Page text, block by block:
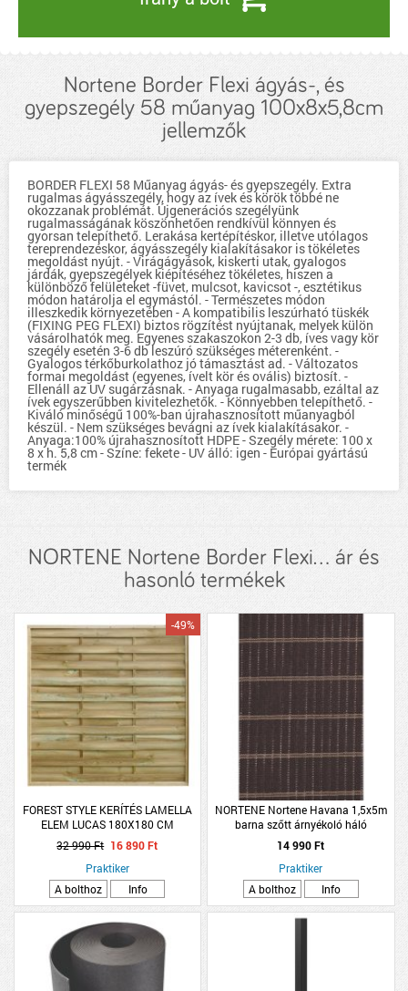
Nortene Border Flexi ágyás-, és
gyepszegély 58 műanyag 100x8x5,8cm
jellemzők
BORDER FLEXI 58 Műanyag ágyás- és gyepszegély. Extra
rugalmas ágyásszegély, hogy az ívek és körök többé ne
okozzanak problémát. Újgenerációs szegélyünk
rugalmasságának köszönhetően rendkívül könnyen és
gyorsan telepíthető. Lerakása kertépítéskor, illetve utólagos
tereprendezéskor, ágyásszegély kialakításakor is tökéletes
megoldást nyújt. - Virágágyások, kiskerti utak, gyalogos
járdák, gyepszegélyek kiépítéséhez tökéletes, hiszen a
különböző felületeket -füvet, mulcsot, kavicsot -, esztétikus
módon határolja el egymástól. - Természetes módon
illeszkedik környezetében - A kompatibilis leszúrható tüskék
(FIXING PEG FLEXI) biztos rögzítést nyújtanak, melyek külön
vásárolhatók meg. Egyenes szakaszokon 2-3 db, íves vagy kör
szegély esetén 3-6 db leszúró szükséges méterenként. -
Gyalogos térkőburkolathoz jó támasztást ad. - Változatos
formai megoldást (egyenes, ívelt kör és ovális) biztosít. -
Ellenáll az UV sugárzásnak. - Anyaga rugalmasabb, ezáltal az
ívek egyszerűbben kivitelezhetők. - Könnyebben telepíthető. -
Kiváló minőségű 100%-ban újrahasznosított műanyagból
készül. - Nem szükséges bevágni az ívek kialakításakor. -
Anyaga:100% újrahasznosított HDPE - Szegély mérete: 100 x
8 x h. 5,8 cm - Színe: fekete - UV álló: igen - Európai gyártású
termék
NORTENE Nortene Border Flexi... ár és
hasonló termékek
FOREST STYLE KERÍTÉS LAMELLA
ELEM LUCAS 180X180 CM
-49%
32 990 Ft 16 890 Ft
Praktiker
A bolthoz
Info
NORTENE Nortene Havana 1,5x5m
barna szőtt árnyékoló háló
14 990 Ft
Praktiker
A bolthoz
Info